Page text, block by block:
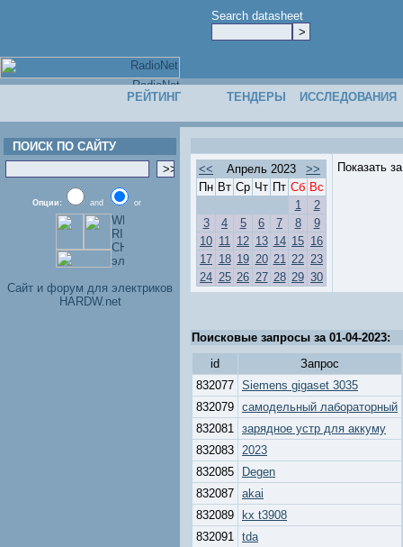
Search datasheet
РЕЙТИНГ ТЕНДЕРЫ ИССЛЕДОВАНИЯ
ПОИСК ПО САЙТУ
Опции: and or
Cайт и форум для электриков
HARDW.net
<< Апрель 2023
>>
Пн Вт Ср Чт Пт Сб Вс
1
2
3
4 5 6 7 8
9
10 11 12 13 14 15 16
17 18 19 20 21 22 23
24 25 26 27 28 29 30
Показать
Поисковые запросы за 01-04-2023:
id
Запрос
832077 Siemens gigaset 3035
832079 самодельный лабораторный
832081 зарядное устр для аккуму
832083 2023
832085
Degen
832087 akai
832089
kx t3908
832091 tda